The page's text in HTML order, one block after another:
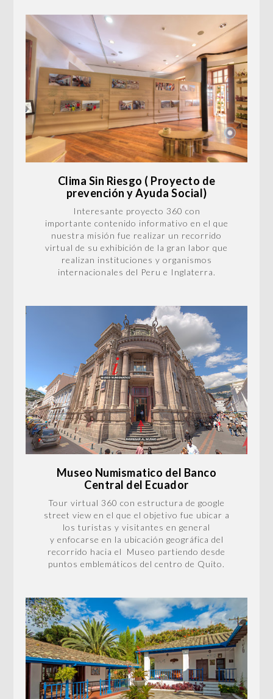
Clima Sin Riesgo ( Proyecto de
prevención y Ayuda Social)
Interesante proyecto 360 con
importante contenido informativo en el que
nuestra misión fue realizar un recorrido
virtual de su exhibición de la gran labor que
realizan instituciones y organismos
internacionales del Peru e Inglaterra.
Museo Numismatico del Banco
Central del Ecuador
Tour virtual 360 con estructura de google
street view en el que el objetivo fue ubicar a
los turistas y visitantes en general
y enfocarse en la ubicación geográfica del
recorrido hacia el Museo partiendo desde
puntos emblemáticos del centro de Quito.